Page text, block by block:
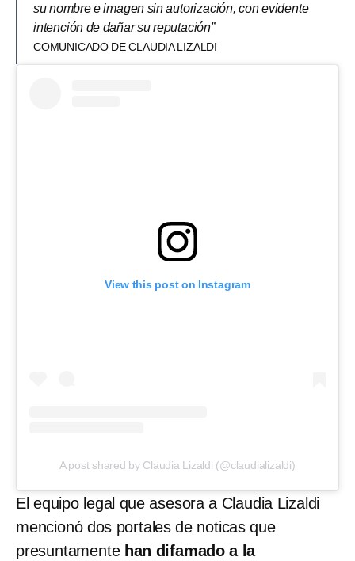
su nombre e imagen sin autorización, con evidente
intención de dañar su reputación”
COMUNICADO DE CLAUDIA LIZALDI
View this post on Instagram
A post shared by Claudia Lizaldi (@claudializaldi)
El equipo legal que asesora a Claudia Lizaldi
mencionó dos portales de noticas que
presuntamente han difamado a la